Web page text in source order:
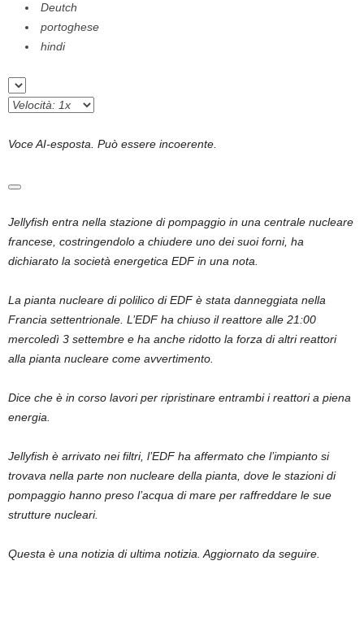
Deutch
portoghese
hindi
Voce AI-esposta. Può essere incoerente.
Jellyfish entra nella stazione di pompaggio in una centrale nucleare
francese, costringendolo a chiudere uno dei suoi forni, ha
dichiarato la società energetica EDF in una nota.
La pianta nucleare di polilico di EDF è stata danneggiata nella
Francia settentrionale. L’EDF ha chiuso il reattore alle 21:00
mercoledì 3 settembre e ha anche ridotto la forza di altri reattori
alla pianta nucleare come avvertimento.
Dice che è in corso lavori per ripristinare entrambi i reattori a piena
energia.
Jellyfish è arrivato nei filtri, l’EDF ha affermato che l’impianto si
trovava nella parte non nucleare della pianta, dove le stazioni di
pompaggio hanno preso l’acqua di mare per raffreddare le sue
strutture nucleari.
Questa è una notizia di ultima notizia. Aggiornato da seguire.